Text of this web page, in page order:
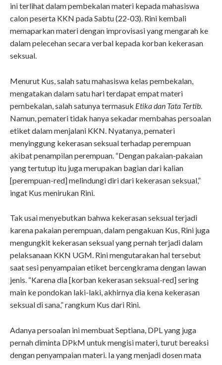
ini terlihat dalam pembekalan materi kepada mahasiswa
calon peserta KKN pada Sabtu (22-03). Rini kembali
memaparkan materi dengan improvisasi yang mengarah ke
dalam pelecehan secara verbal kepada korban kekerasan
seksual.
Menurut Kus, salah satu mahasiswa kelas pembekalan,
mengatakan dalam satu hari terdapat empat materi
pembekalan, salah satunya termasuk Etika dan Tata Tertib
Namun, pemateri tidak hanya sekadar membahas persoalan
etiket dalam menjalani KKN. Nyatanya, pemateri
menyinggung kekerasan seksual terhadap perempuan
akibat penampilan perempuan. “Dengan pakaian-pakaian
yang tertutup itu juga merupakan bagian dari kalian
[perempuan-red] melindungi diri dari kekerasan seksual,”
ingat Kus menirukan Rini.
Tak usai menyebutkan bahwa kekerasan seksual terjadi
karena pakaian perempuan, dalam pengakuan Kus, Rini juga
mengungkit kekerasan seksual yang pernah terjadi dalam
pelaksanaan KKN UGM. Rini mengutarakan hal tersebut
saat sesi penyampaian etiket bercengkrama dengan lawan
jenis. “Karena dia [korban kekerasan seksual-red] sering
main ke pondokan laki-laki, akhirnya dia kena kekerasan
seksual di sana,” rangkum Kus dari Rini.
Adanya persoalan ini membuat Septiana, DPL yang juga
pernah diminta DPkM untuk mengisi materi, turut bereaksi
dengan penyampaian materi. Ia yang menjadi dosen mata